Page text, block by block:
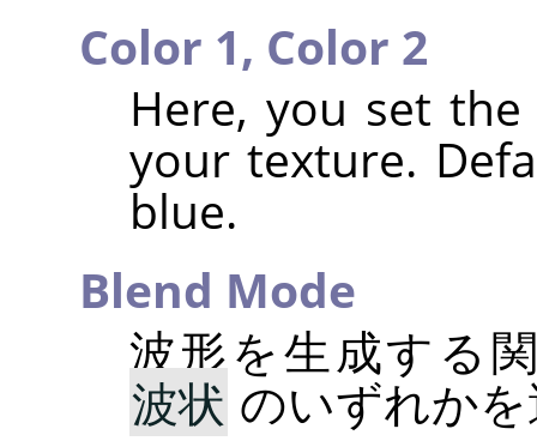
Color 1, Color 2
Here, you set
your texture.
blue.
Blend Mode
波形を生成する
波状 のいずれか